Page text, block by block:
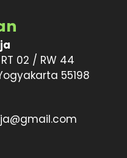
02 / RW 44
55198